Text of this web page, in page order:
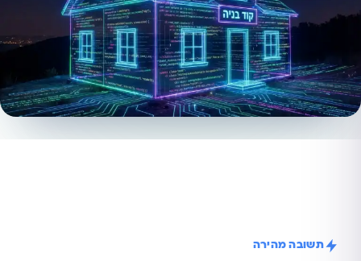
תשובה מהירה